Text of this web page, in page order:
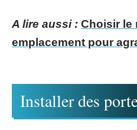
A lire aussi : Choisir le
emplacement pour
Installer des